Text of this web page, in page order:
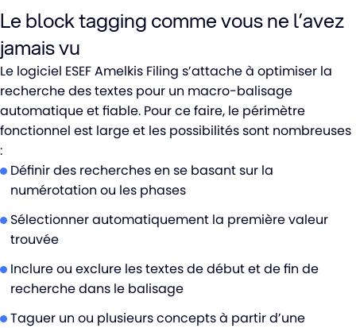
Le block tagging comme vous ne l’avez
jamais vu
Le logiciel ESEF Amelkis Filing s’attache à optimiser la
recherche des textes pour un macro-balisage
automatique et fiable. Pour ce faire, le périmètre
fonctionnel est large et les possibilités sont nombreuses
:
Définir des recherches en se basant sur la
numérotation ou les phases
Sélectionner automatiquement la première valeur
trouvée
Inclure ou exclure les textes de début et de fin de
recherche dans le balisage
Taguer un ou plusieurs concepts à partir d’une